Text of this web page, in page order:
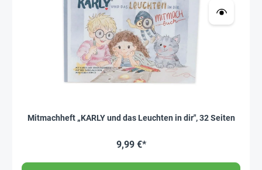
Mitmachheft „KARLY und das Leuchten in dir", 32 Seiten
9,99 €*